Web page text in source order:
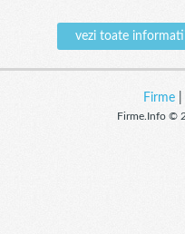
vezi toate
Firme|
Firme.Info ©